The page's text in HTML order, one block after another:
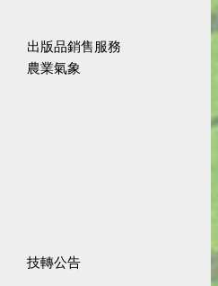
出版品銷售服務
農業氣象
技轉公告